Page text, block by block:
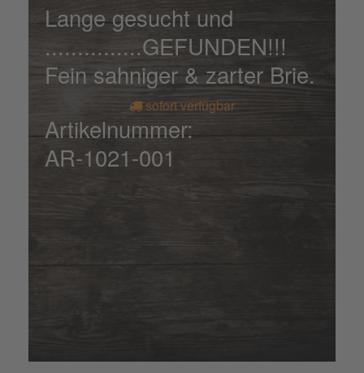
Lange gesucht und
...............GEFUNDEN!!!
Fein sahniger & zarter Brie.
sofort verfügbar
Artikelnummer:
AR-1021-001